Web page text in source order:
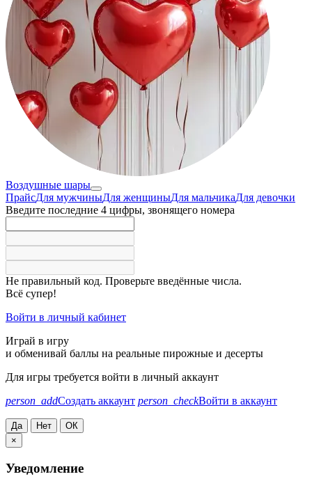
Воздушные шары
ПрайсДля мужчиныДля женщиныДля мальчикаДля девочки
Введите последние 4 цифры, звонящего номера
Не правильный код. Проверьте введённые числа.
Всё супер!
Войти в личный кабинет
Играй в игру
и обменивай баллы на реальные пирожные и десерты
Для игры требуется войти в личный аккаунт
person_addСоздать аккаунт person_checkВойти в аккаунт
Да Нет
ОК
×
Уведомление